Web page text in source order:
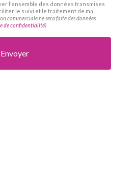
l'ensemble des données transmises
le suivi et le traitement de ma
commerciale ne sera faite des données
de confidentialité)